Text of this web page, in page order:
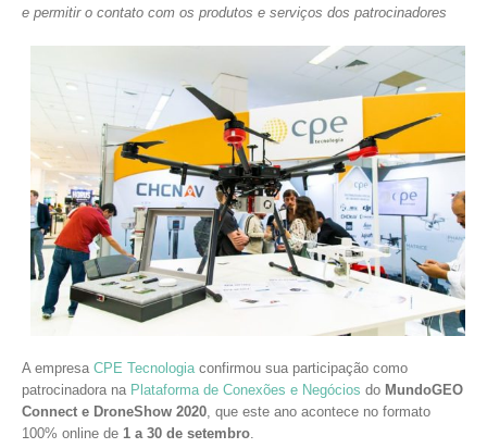
e permitir o contato com os produtos e serviços dos patrocinadores
A empresa CPE Tecnologia confirmou sua participação como
patrocinadora na Plataforma de Conexões e Negócios do MundoGEO
Connect e DroneShow 2020 , que este ano acontece no formato
100% online de 1 a 30 de setembro